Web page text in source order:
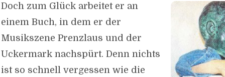
Doch zum Glück arbeitet er an
einem Buch, in dem er der
Musikszene Prenzlaus und der
Uckermark nachspürt. Denn nichts
ist so schnell vergessen wie die